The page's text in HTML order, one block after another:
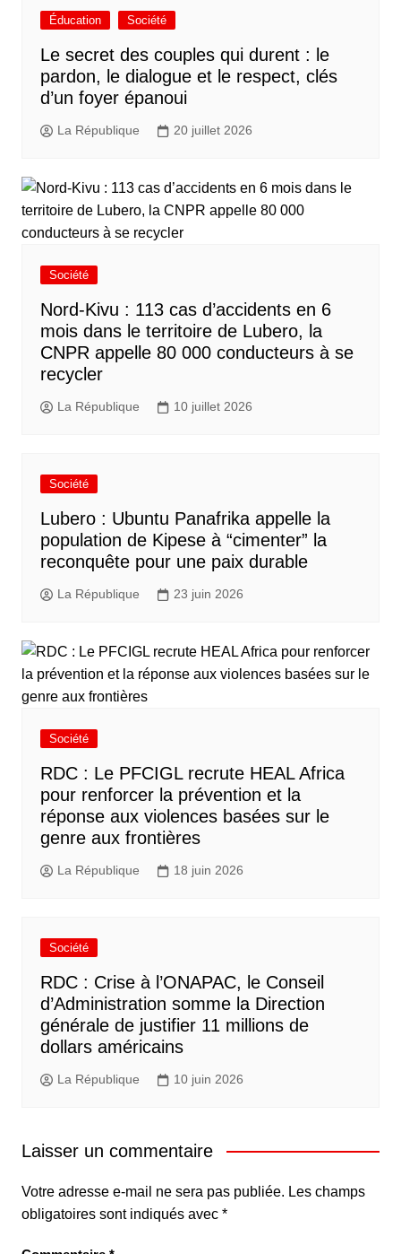
Éducation Société
Le secret des couples qui durent : le
pardon, le dialogue et le respect, clés
d’un foyer épanoui
La République 20 juillet 2026
Société
Nord-Kivu : 113 cas d’accidents en 6
mois dans le territoire de Lubero, la
CNPR appelle 80 000 conducteurs à se
recycler
La République 10 juillet 2026
Société
Lubero : Ubuntu Panafrika appelle la
population de Kipese à “cimenter” la
reconquête pour une paix durable
La République 23 juin 2026
Société
RDC : Le PFCIGL recrute HEAL Africa
pour renforcer la prévention et la
réponse aux violences basées sur le
genre aux frontières
La République 18 juin 2026
Société
RDC : Crise à l’ONAPAC, le Conseil
d’Administration somme la Direction
générale de justifier 11 millions de
dollars américains
La République 10 juin 2026
Laisser un commentaire
Votre adresse e-mail ne sera pas publiée. Les champs
obligatoires sont indiqués avec *